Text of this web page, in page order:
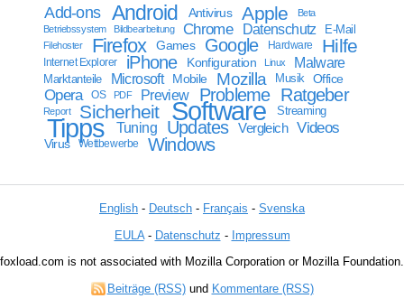
Add-ons Android Antivirus Apple
Beta
Betriebssystem
Bildbearbeitung Chrome Datenschutz E-Mail
Filehoster Firefox Games Google Hardware Hilfe
Internet Explorer iPhone Konfiguration Linux Malware
Marktanteile Microsoft Mobile Mozilla Musik Office
Opera OS PDF Preview Probleme Ratgeber
Report Sicherheit Software Streaming
Tipps Tuning Updates Vergleich Videos
Virus Wettbewerbe Windows
English - Deutsch - Français - Svenska
EULA- Datenschutz - Impressum
foxload.com is not associated with Mozilla Corporation or Mozilla Foundation.
Beiträge (RSS)und Kommentare (RSS)